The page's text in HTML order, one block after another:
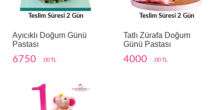
Teslim Süresi 2 Gün
Ayıcıklı Doğum Günü
Pastası
6750 ,00 TL
Teslim Süresi 2 Gün
Tatlı Zürafa Doğum
Günü Pastası
4000 ,00 TL